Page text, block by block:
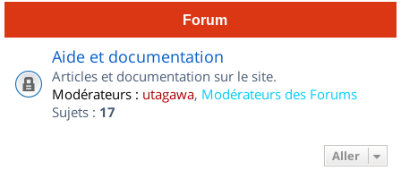
Forum
Aide et documentation
Articles et documentation sur le site.
Modérateurs : utagawa, Modérateurs des Forums
Sujets : 17
Aller